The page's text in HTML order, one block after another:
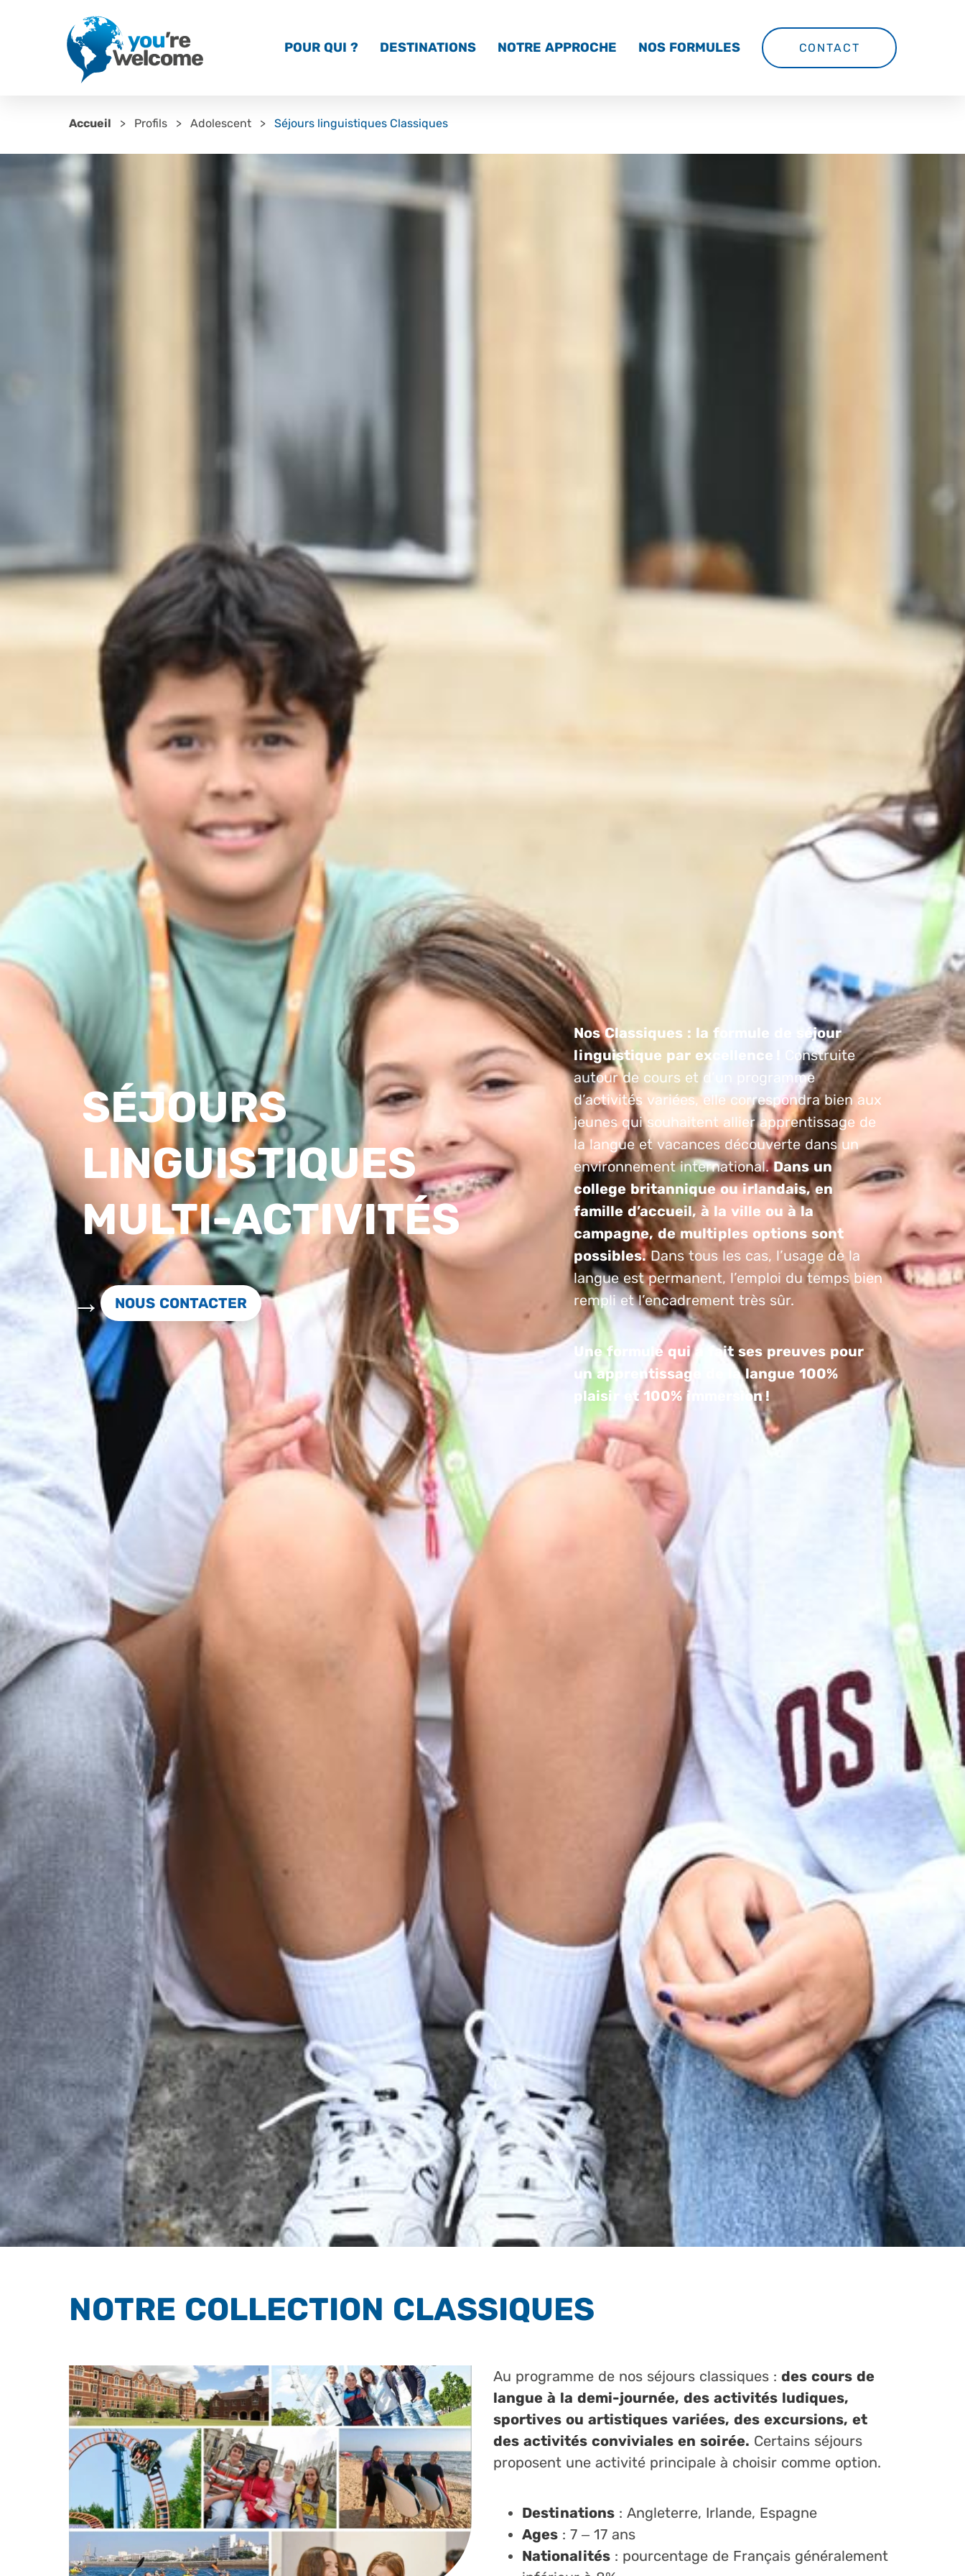
POUR QUI ? DESTINATIONS NOTRE APPROCHE NOS FORMULES CONTACT
Accueil Profils Adolescent Séjours linguistiques Classiques
SÉJOURS
LINGUISTIQUES
MULTI-ACTIVITÉS
NOUS CONTACTER
Nos Classiques : la formule de séjour
linguistique par excellence !
Construite
autour de cours et d’un programme
d’activités variées, elle correspondra bien aux
jeunes qui souhaitent allier apprentissage de
la langue et vacances découverte dans un
environnement international.Dans un
college britannique ou irlandais, en
famille d’accueil, à la ville ou à la
campagne, de multiples options sont
possibles.Dans tous les cas, l’usage de la
langue est permanent, l’emploi du temps bien
rempli et l’encadrement très sûr.
Une formule qui a fait ses preuves pour
un apprentissage de la langue 100%
plaisir et 100% immersion !
NOTRE COLLECTION CLASSIQUES
Au programme de nos séjours classiques : des cours de
langue à la demi-journée, des activités ludiques,
sportives ou artistiques variées, des excursions, et
des activités conviviales en soirée. Certains séjours
proposent une activité principale à choisir comme option.
Destinations : Angleterre, Irlande, Espagne
Ages : 7 – 17 ans
Nationalités : pourcentage de Français généralement